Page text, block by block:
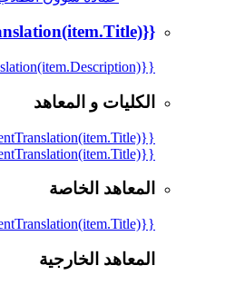
{{mmc.getCurrentTranslation(item.Title)}}
{{mmc.getCurrentTranslation(item.Description)}}
الكليات و المعاهد
{{mmc.getCurrentTranslation(item.Title)}}
{{mmc.getCurrentTranslation(item.Title)}}
المعاهد الخاصة
{{mmc.getCurrentTranslation(item.Title)}}
المعاهد الخارجية